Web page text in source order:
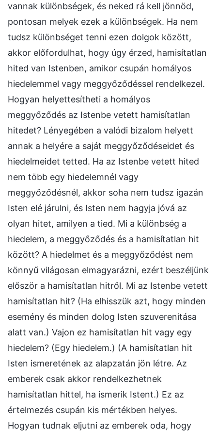
vannak különbségek, és neked rá kell jönnöd,
pontosan melyek ezek a különbségek. Ha nem
tudsz különbséget tenni ezen dolgok között,
akkor előfordulhat, hogy úgy érzed, hamisítatlan
hited van Istenben, amikor csupán homályos
hiedelemmel vagy meggyőződéssel rendelkezel.
Hogyan helyettesítheti a homályos
meggyőződés az Istenbe vetett hamisítatlan
hitedet? Lényegében a valódi bizalom helyett
annak a helyére a saját meggyőződéseidet és
hiedelmeidet tetted. Ha az Istenbe vetett hited
nem több egy hiedelemnél vagy
meggyőződésnél, akkor soha nem tudsz igazán
Isten elé járulni, és Isten nem hagyja jóvá az
olyan hitet, amilyen a tied. Mi a különbség a
hiedelem, a meggyőződés és a hamisítatlan hit
között? A hiedelmet és a meggyőződést nem
könnyű világosan elmagyarázni, ezért beszéljünk
először a hamisítatlan hitről. Mi az Istenbe vetett
hamisítatlan hit? (Ha elhisszük azt, hogy minden
esemény és minden dolog Isten szuverenitása
alatt van.) Vajon ez hamisítatlan hit vagy egy
hiedelem? (Egy hiedelem.) (A hamisítatlan hit
Isten ismeretének az alapzatán jön létre. Az
emberek csak akkor rendelkezhetnek
hamisítatlan hittel, ha ismerik Istent.) Ez az
értelmezés csupán kis mértékben helyes.
Hogyan tudnak eljutni az emberek oda, hogy